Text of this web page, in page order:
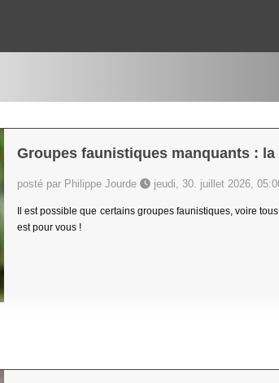
Groupes faunistiques manquants :
posté par Philippe Jourde jeudi, 30. juillet 2026,
Il est possible que certains groupes faunistiques, voire
est pour vous !